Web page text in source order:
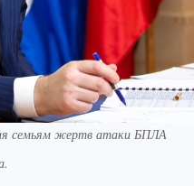
семьям жертв атаки БПЛА